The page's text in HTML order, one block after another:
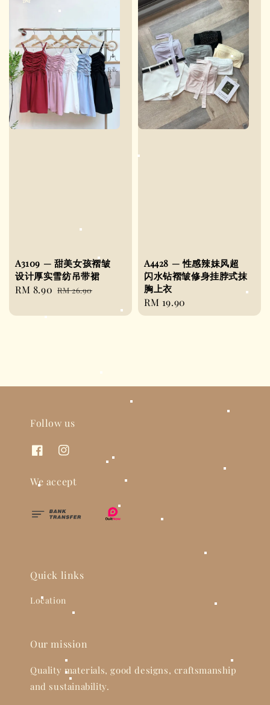
A3109 — 甜美女孩褶皱
设计厚实雪纺吊带裙
Sale
RM 8.90 Regular
RM 26.90
A4428 — 性感辣妹风超
闪水钻褶皱修身挂脖式抹
胸上衣
Regular
price
RM 19.90
Follow us
We accept
Quick links
Location
Our mission
Quality materials, good designs, craftsmanship
and sustainability.